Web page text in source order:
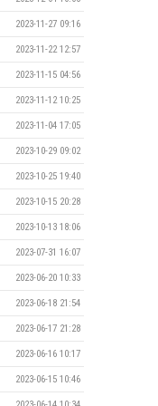
2023-11-27 09:16
2023-11-22 12:57
2023-11-15 04:56
2023-11-12 10:25
2023-11-04 17:05
2023-10-29 09:02
2023-10-25 19:40
2023-10-15 20:28
2023-10-13 18:06
2023-07-31 16:07
2023-06-20 10:33
2023-06-18 21:54
2023-06-17 21:28
2023-06-16 10:17
2023-06-15 10:46